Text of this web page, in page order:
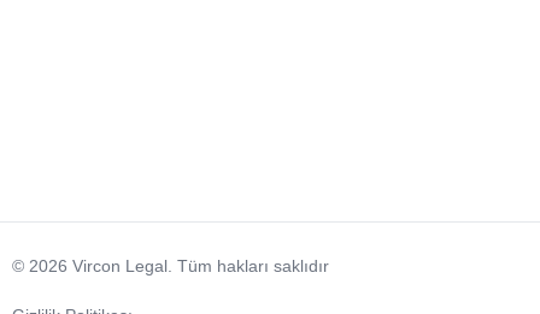
© 2026 Vircon Legal. Tüm hakları saklıdır